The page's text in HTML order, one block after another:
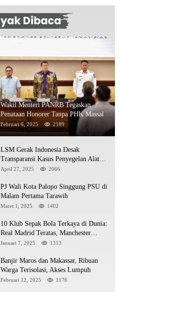
Wakil Menteri PANRB Tegaskan
Penataan Honorer Tanpa PHK Massal
Februari 6, 2025 2189
LSM Gerak Indonesia Desak
Transparansi Kasus Penyegelan Alat
Berat di Jetty PT Kasmar 2
April 27, 2025 2066
PJ Wali Kota Palopo Singgung PSU di
Malam Pertama Tarawih
Maret 1, 2025 1402
10 Klub Sepak Bola Terkaya di Dunia:
Real Madrid Teratas, Manchester
United Mengejar!
Januari 7, 2025 1313
Banjir Maros dan Makassar, Ribuan
Warga Terisolasi, Akses Lumpuh
Februari 12, 2025 1176